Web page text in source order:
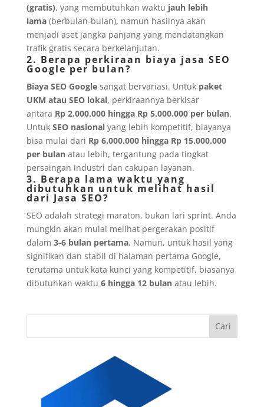
(gratis), yang membutuhkan waktu jauh lebih
lama(berbulan-bulan), namun hasilnya akan
menjadi aset jangka panjang yang mendatangkan
trafik gratis secara berkelanjutan.
2. Berapa perkiraan biaya jasa SEO
Google per bulan?
Biaya SEO Googlesangat bervariasi. Untuk paket
UKM atau SEO lokal, perkiraannya berkisar
antara Rp 2.000.000 hingga Rp 5.000.000 per bulan.
Untuk SEO nasionalyang lebih kompetitif, biayanya
bisa mulai dari Rp 6.000.000 hingga Rp 15.000.000
per bulanatau lebih, tergantung pada tingkat
persaingan industri dan cakupan layanan.
3. Berapa lama waktu yang
dibutuhkan untuk melihat hasil
dari Jasa SEO?
SEO adalah strategi maraton, bukan lari sprint. Anda
mungkin akan mulai melihat pergerakan positif
dalam 3-6 bulan pertama. Namun, untuk hasil yang
signifikan dan stabil di halaman pertama Google,
terutama untuk kata kunci yang kompetitif, biasanya
dibutuhkan waktu 6 hingga 12 bulanatau lebih.
Cari